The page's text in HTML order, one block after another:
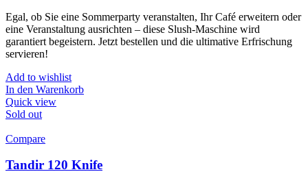
Egal, ob Sie eine Sommerparty veranstalten, Ihr Café erweitern oder
eine Veranstaltung ausrichten – diese Slush-Maschine wird
garantiert begeistern. Jetzt bestellen und die ultimative Erfrischung
servieren!
Add to wishlist
In den Warenkorb
Quick view
Sold out
Compare
Tandir 120 Knife